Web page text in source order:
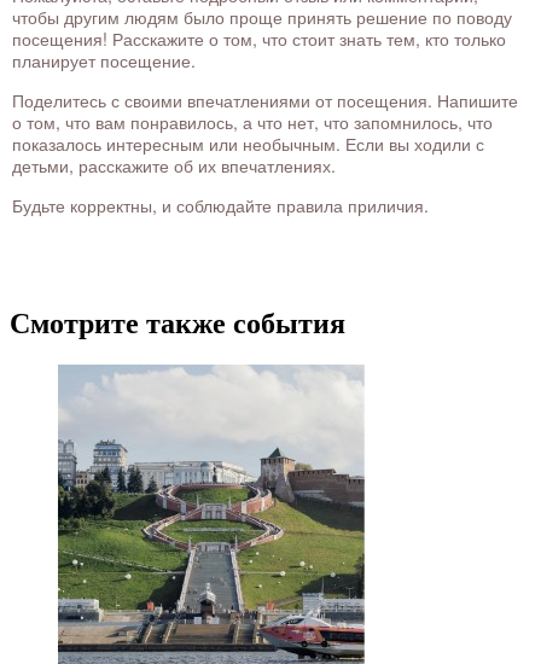
чтобы другим людям было проще принять решение по поводу
посещения! Расскажите о том, что стоит знать тем, кто только
планирует посещение.
Поделитесь с своими впечатлениями от посещения. Напишите
о том, что вам понравилось, а что нет, что запомнилось, что
показалось интересным или необычным. Если вы ходили с
детьми, расскажите об их впечатлениях.
Будьте корректны, и соблюдайте правила приличия.
Смотрите также события